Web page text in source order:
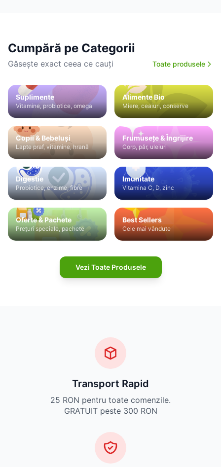
Cumpără pe Categorii
Găsește exact ceea ce cauți Toate produsele
Suplimente
Vitamine, probiotice, omega
Alimente Bio
Miere, ceaiuri, conserve
Copii & Bebeluși
Lapte praf, vitamine, hrană
Frumusețe & Îngrijire
Corp, păr, uleiuri
Digestie
Probiotice, enzime, fibre
Imunitate
Vitamina C, D, zinc
Oferte & Pachete
Prețuri speciale, pachete
Best Sellers
Cele mai vândute
Vezi Toate Produsele
Transport Rapid
25 RON pentru toate comenzile.
GRATUIT peste 300 RON